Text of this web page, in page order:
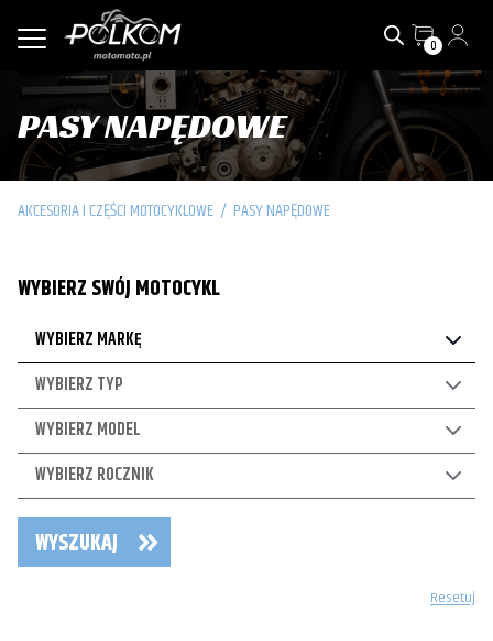
0
PASY NAPĘDOWE
AKCESORIA I CZĘŚCI MOTOCYKLOWE / PASY NAPĘDOWE
WYBIERZ SWÓJ MOTOCYKL
WYBIERZ MARKĘ
WYBIERZ TYP
WYBIERZ MODEL
WYBIERZ ROCZNIK
WYSZUKAJ
Resetuj